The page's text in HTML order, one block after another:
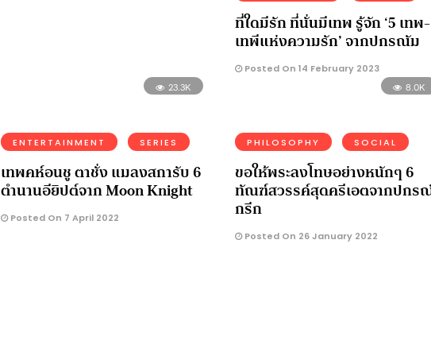
ที่ใดมีรัก ที่นั่นมีเทพ รู้จัก ‘5 เทพ-
เทพีแห่งความรัก’ จากปกรณัม
Posted On 14 February 2023
23.3K
ENTERTAINMENT SERIES
เทพคห์อนชู ตาชั่ง แมลงสการับ 6
ตำนานอียิปต์จาก Moon Knight
Posted On 7 April 2022
8.0K
PHILOSOPHY SOCIAL
ขอให้พระลงโทษอย่างหนักๆ 6
ทัณฑ์สวรรค์สุดครีเอตจากปกร
กรีก
Posted On 26 January 2022